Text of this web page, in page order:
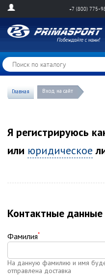
+7 (800) 775-
Главная Вход на сайт
Я регистрируюсь
или юридическое
Контактные данные
Фамилия*
На данную фамилию и имя
отправлена доставка